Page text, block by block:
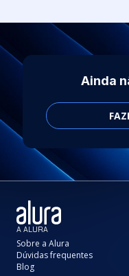
Ainda
A ALURA
Sobre a Alura
Dúvidas frequentes
Blog